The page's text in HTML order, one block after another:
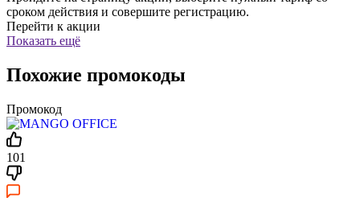
сроком действия и совершите регистрацию.
Перейти к акции
Показать ещё
Похожие промокоды
Промокод
101